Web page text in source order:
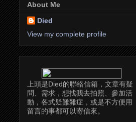
About Me
Died
View my complete profile
上頭是Died的聯絡信箱，文章有疑
問、需求，想找我去拍照、參加活
動，各式疑難雜症，或是不方便用
留言的事都可以寄信來。